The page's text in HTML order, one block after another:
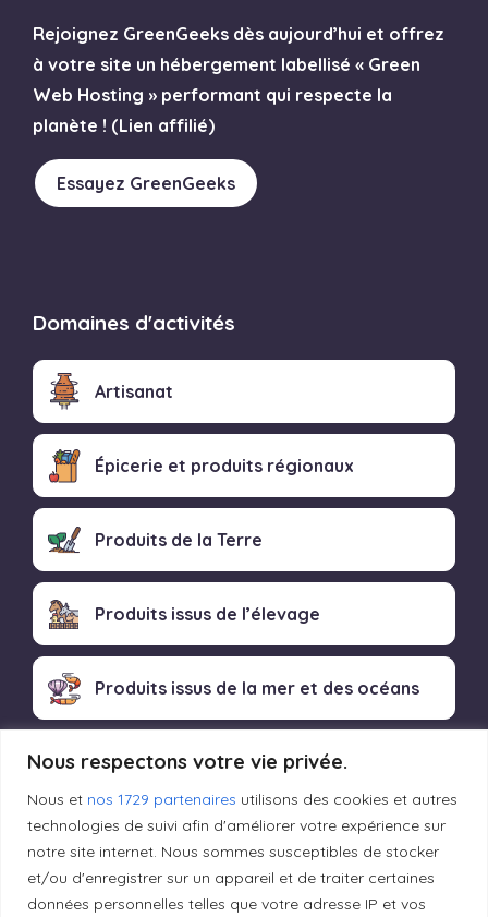
Nous respectons votre vie privée.
Nous et nos 1729 partenaires utilisons des cookies et autres
technologies de suivi afin d'améliorer votre expérience sur
notre site internet. Nous sommes susceptibles de stocker
et/ou d'enregistrer sur un appareil et de traiter certaines
données personnelles telles que votre adresse IP et vos
Rejoignez GreenGeeks dès aujourd’hui et offrez
à votre site un hébergement labellisé « Green
Web Hosting » performant qui respecte la
planète ! (Lien affilié)
Essayez GreenGeeks
Domaines d'activités
Artisanat
Épicerie et produits régionaux
Produits de la Terre
Produits issus de l’élevage
Produits issus de la mer et des océans
Produits transformés artisanaux
Liens utiles